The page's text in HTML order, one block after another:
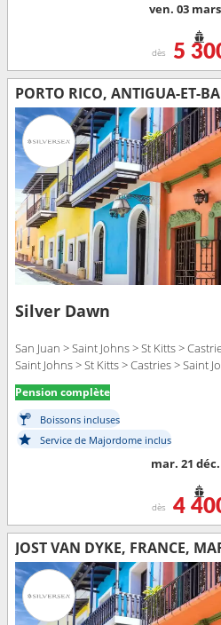
ven. 03
dès 5
Silver Dawn
San Juan > Saint Johns > St Kitts >
Saint Johns > St Kitts > Castries > Saint
Pension complète
Boissons incluses
Service de Majordome inclus
mar. 21 déc.
dès 4